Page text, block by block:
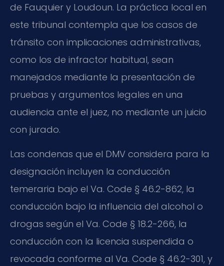
de Fauquier y Loudoun. La práctica local en
este tribunal contempla que los casos de
tránsito con implicaciones administrativas,
como los de infractor habitual, sean
manejados mediante la presentación de
pruebas y argumentos legales en una
audiencia ante el juez, no mediante un juicio
con jurado.
Las condenas que el DMV considera para la
designación incluyen la conducción
temeraria bajo el Va. Code § 46.2-862, la
conducción bajo la influencia del alcohol o
drogas según el Va. Code § 18.2-266, la
conducción con la licencia suspendida o
revocada conforme al Va. Code § 46.2-301, y